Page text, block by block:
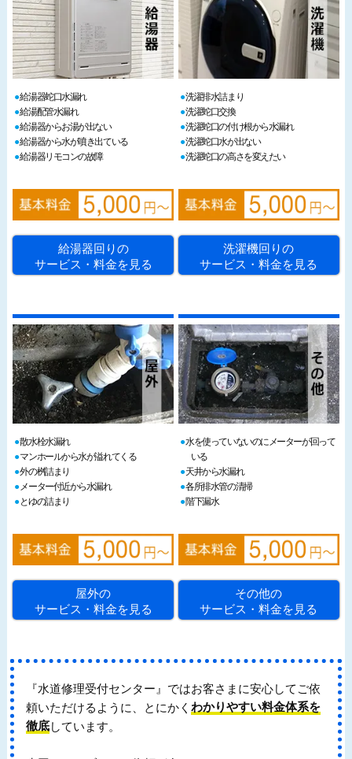
給湯器蛇口水漏れ
給湯配管水漏れ
給湯器からお湯が出ない
給湯器から水が噴き出ている
給湯器リモコンの故障
給湯器回りの
サービス・料金を見る
洗濯排水詰まり
洗濯蛇口交換
洗濯蛇口の付け根から水漏れ
洗濯蛇口水が出ない
洗濯蛇口の高さを変えたい
洗濯機回りの
サービス・料金を見る
散水栓水漏れ
マンホールから水が溢れてくる
外の桝詰まり
メーター付近から水漏れ
とゆの詰まり
屋外の
サービス・料金を見る
水を使っていないのにメーターが回って
いる
天井から水漏れ
各所排水管の清掃
階下漏水
その他の
サービス・料金を見る
『水道修理受付センター』ではお客さまに安心してご依
頼いただけるように、とにかく わかりやすい料金体系を
徹底しています。